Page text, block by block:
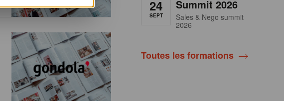
24
SEPT
Summit 2026
Sales & Nego summit
2026
Toutes les formations